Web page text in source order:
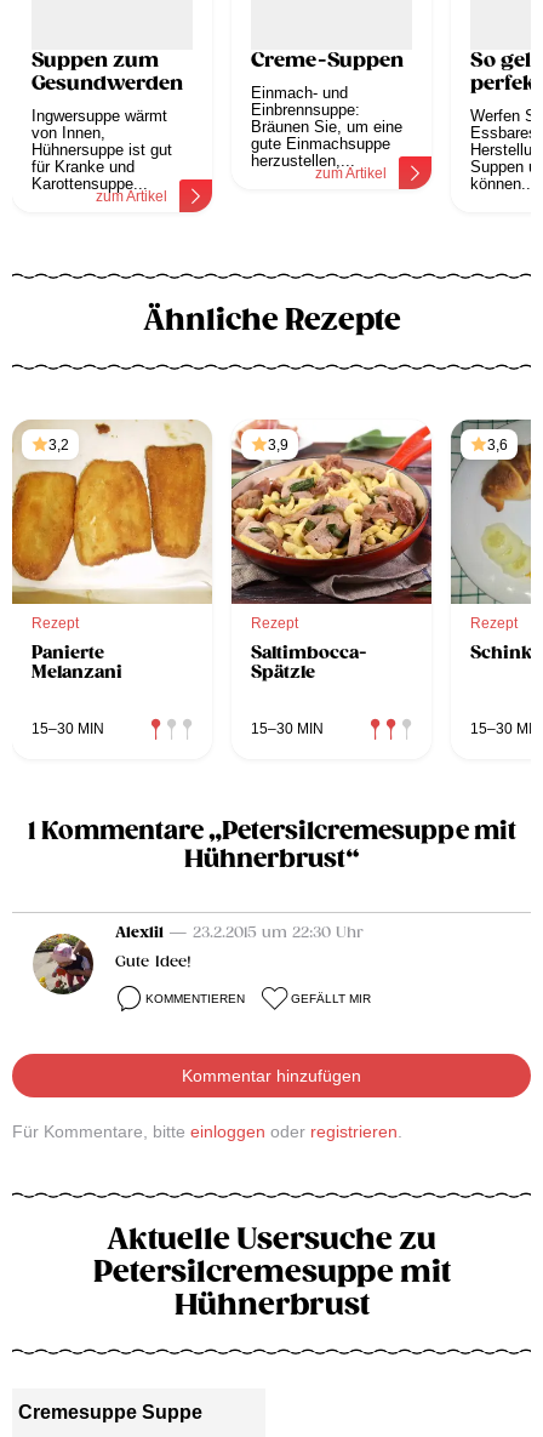
Suppen zum
Gesundwerden
Ingwersuppe wärmt
von Innen,
Hühnersuppe ist gut
für Kranke und
Karottensuppe...
zum Artikel
Creme-Suppen
Einmach- und
Einbrennsuppe:
Bräunen Sie, um eine
gute Einmachsuppe
herzustellen,...
zum Artikel
So
Werfen
Essbares
Suppen
können...
Ähnliche Rezepte
3,2
Rezept
Panierte
Melanzani
15–30 MIN
3,9
Rezept
Saltimbocca-
Spätzle
15–30 MIN
3,6
Rezept
15–30 MIN
1 Kommentare „Petersilcremesuppe mit
Hühnerbrust“
Alexli1 — 23.2.2015 um 22:30 Uhr
Gute Idee!
KOMMENTIEREN GEFÄLLT MIR
Kommentar hinzufügen
Für Kommentare, bitte einloggen oder registrieren.
Aktuelle Usersuche zu
Petersilcremesuppe mit
Hühnerbrust
Cremesuppe Suppe